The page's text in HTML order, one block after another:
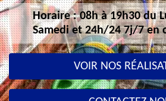
Horaire : 08h à 19h30 du
Samedi et 24h/24 7j/7 en
VOIR NOS